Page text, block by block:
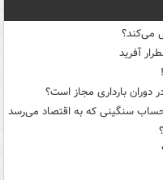
می‌کند؟
آفرید
دوران بارداری مجاز است؟
سنگینی که به اقتصاد می‌رسد